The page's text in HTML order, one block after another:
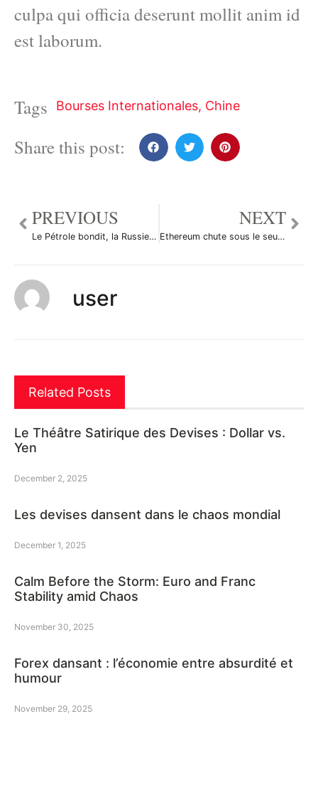
culpa qui officia deserunt mollit anim id
est laborum.
Tags Bourses Internationales, Chine
Share this post:
PREVIOUS
Le Pétrole bondit, la Russie confirme la prolongation des réductions de production
NEXT
Ethereum chute sous le seuil de 288,70, en baisse de 3%
user
Related Posts
Le Théâtre Satirique des Devises : Dollar vs.
Yen
December 2, 2025
Les devises dansent dans le chaos mondial
December 1, 2025
Calm Before the Storm: Euro and Franc
Stability amid Chaos
November 30, 2025
Forex dansant : l’économie entre absurdité et
humour
November 29, 2025